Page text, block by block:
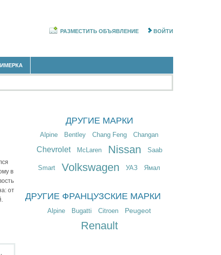
РАЗМЕСТИТЬ ОБЪЯВЛЕНИЕ ВОЙТИ
в
от
ДРУГИЕ МАРКИ
Alpine Bentley Chang Feng Changan
Chevrolet McLaren Nissan Saab
Smart Volkswagen УАЗ Ямал
ДРУГИЕ ФРАНЦУЗСКИЕ МАРКИ
Alpine Bugatti Citroen Peugeot
Renault